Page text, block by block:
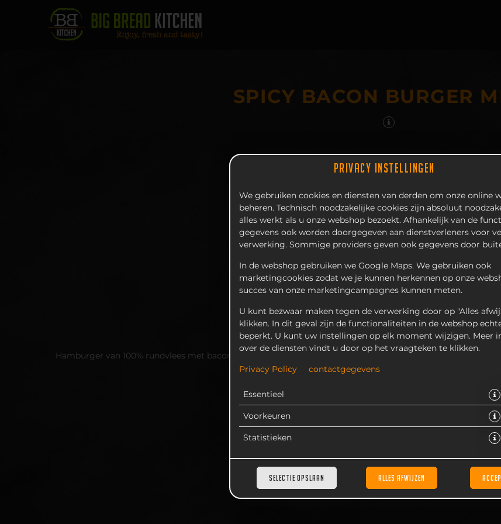
PRIVACY INSTELLINGEN
We gebruiken cookies en diensten van derden om onze online
beheren. Technisch noodzakelijke cookies zijn absoluut
alles werkt als u onze webshop bezoekt. Afhankelijk van de
gegevens ook worden doorgegeven aan dienstverleners voor
verwerking. Sommige providers geven ook gegevens door
In de webshop gebruiken we Google Maps. We gebruiken ook
marketingcookies zodat we je kunnen herkennen op onze
succes van onze marketingcampagnes kunnen meten.
U kunt bezwaar maken tegen de verwerking door op "Alles
klikken. In dit geval zijn de functionaliteiten in de webshop
beperkt. U kunt uw instellingen op elk moment wijzigen. Meer
over de diensten vindt u door op het vraagteken te klikken.
Privacy Policy contactgegevens
Essentieel
Voorkeuren
Statistieken
SELECTIE OPSLAAN ALLES AFWIJZEN
SPICY BACON BURGER
Hamburger van 100% rundvlees met bacon, kaas, frisse ijsberg salade, jalapeños, tomaat, komkommer,
dagverse gemengde salade.
* Door lokale acties kunnen prijzen per winkel afwijken.